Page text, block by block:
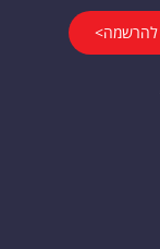
להרשמה>